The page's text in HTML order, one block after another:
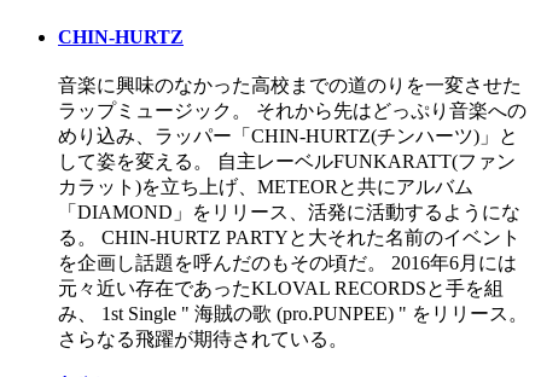
CHIN-HURTZ
音楽に興味のなかった高校までの道のりを一変させた
ラップミュージック。 それから先はどっぷり音楽への
めり込み、ラッパー「CHIN-HURTZ(チンハーツ)」と
して姿を変える。 自主レーベルFUNKARATT(ファン
カラット)を立ち上げ、METEORと共にアルバム
「DIAMOND」をリリース、活発に活動するようにな
る。 CHIN-HURTZ PARTYと大それた名前のイベント
を企画し話題を呼んだのもその頃だ。 2016年6月には
元々近い存在であったKLOVAL RECORDSと手を組
み、 1st Single " 海賊の歌 (pro.PUNPEE) " をリリース。
さらなる飛躍が期待されている。